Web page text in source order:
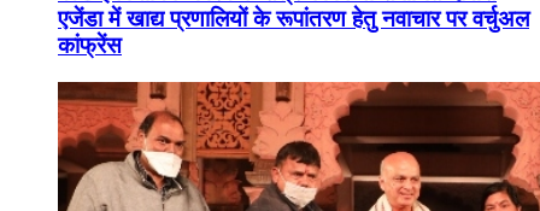
एजेंडा में खाद्य प्रणालियों के रूपांतरण हेतु नवाचार पर वर्चुअल
कांफ्रेंस